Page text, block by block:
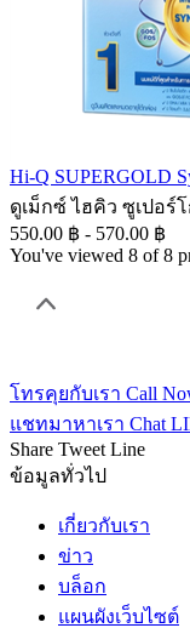
Hi-Q SUPERGOLD
ดูเม็กซ์ ไฮคิว ซูเปอร์
550.00 ฿ - 570.00 ฿
You've viewed 8 of 8
โทรคุยกับเรา Call
แชทมาหาเรา Chat
Share Tweet Line
ข้อมูลทั่วไป
เกี่ยวกับเรา
ข่าว
บล็อก
แผนผังเว็บไซต์